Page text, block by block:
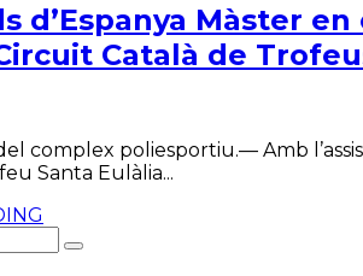
d’Espanya Màster
Català de
complex poliesportiu.— Amb
Santa Eulàlia...